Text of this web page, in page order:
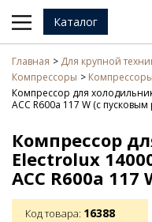
Каталог
Главная Для крупной
Компрессоры
Компрессор для
ACC R600a 117 W (с пусковым
Компрессор
Electrolux
ACC R600a
Код товара: 16388